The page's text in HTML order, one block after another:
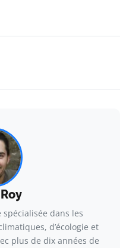
dans les
d’écologie et
plus de dix années de